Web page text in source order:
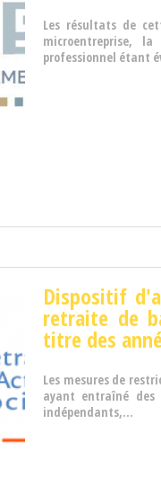
Les résultats de
microentreprise,
professionnel étant
Dispositif
retraite de
titre des
Les mesures de
ayant entraîné des
indépendants,...